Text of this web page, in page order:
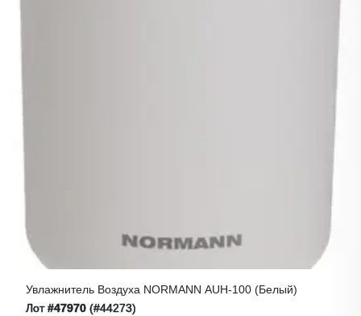
Увлажнитель Воздуха NORMANN AUH-100 (белый)
Лот#47970 (#44273)